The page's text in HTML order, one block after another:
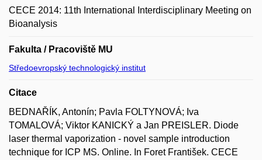
CECE 2014: 11th International Interdisciplinary Meeting on
Bioanalysis
Fakulta / Pracoviště MU
Středoevropský technologický institut
Citace
BEDNAŘÍK, Antonín; Pavla FOLTYNOVÁ; Iva
TOMALOVÁ; Viktor KANICKÝ a Jan PREISLER. Diode
laser thermal vaporization - novel sample introduction
technique for ICP MS. Online. In Foret František. CECE